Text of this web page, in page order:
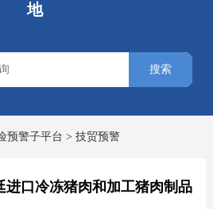
地
预警子平台 > 技贸预警
进口冷冻猪肉和加工猪肉制品